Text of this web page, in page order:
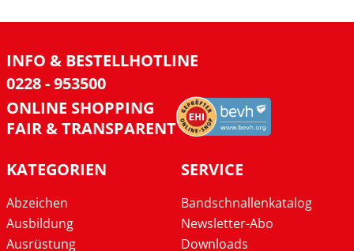
INFO & BESTELLHOTLINE
0228 - 953500
ONLINE SHOPPING
FAIR & TRANSPARENT
KATEGORIEN
Abzeichen
Ausbildung
Ausrüstung
SERVICE
Bandschnallenkatalog
Newsletter-Abo
Downloads